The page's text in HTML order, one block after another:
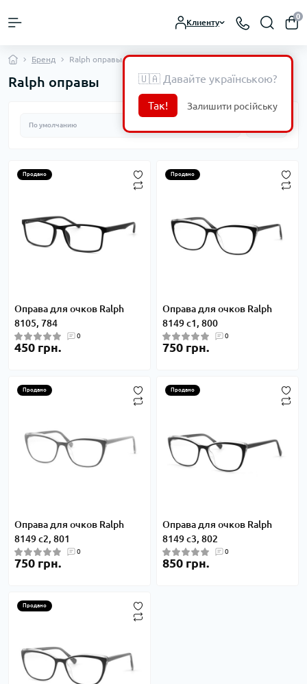
Клиенту
0
Бренд Ralph оправы
Ralph оправы
Продано
Оправа для очков Ralph
8105, 784
0
450 грн.
Продано
Оправа для очков Ralph
8149 c1, 800
0
750 грн.
Продано
Оправа для очков Ralph
8149 c2, 801
0
750 грн.
Продано
Оправа для очков Ralph
8149 c3, 802
0
850 грн.
Продано
🇺🇦 Давайте українською?
Так! Залишити російську